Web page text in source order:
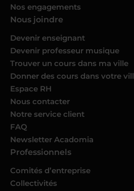
Nos engagements
Nous joindre
Devenir enseignant
Devenir professeur musique
Trouver un cours dans ma ville
Donner des cours dans votre
Espace RH
Nous contacter
Notre service client
FAQ
Newsletter Acadomia
Professionnels
Comités d’entreprise
Collectivités